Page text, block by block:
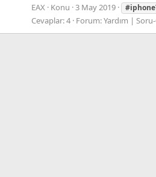
EAX Konu 3 May 2019
Cevaplar: 4 Forum:Yardım |